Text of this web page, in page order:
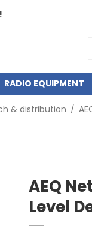
RADIO EQUIPMENT
& distribution /
AEQ
Level